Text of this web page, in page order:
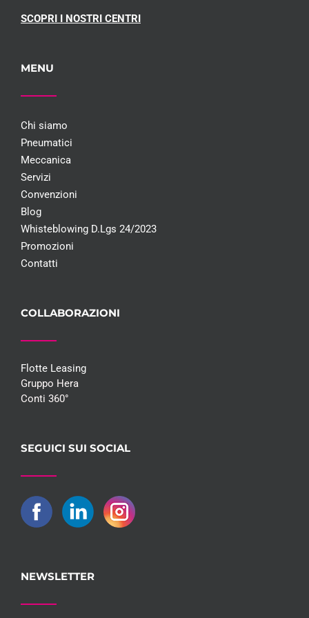
SCOPRI I NOSTRI CENTRI
MENU
Chi siamo
Pneumatici
Meccanica
Servizi
Convenzioni
Blog
Whisteblowing D.Lgs 24/2023
Promozioni
Contatti
COLLABORAZIONI
Flotte Leasing
Gruppo Hera
Conti 360°
SEGUICI SUI SOCIAL
NEWSLETTER